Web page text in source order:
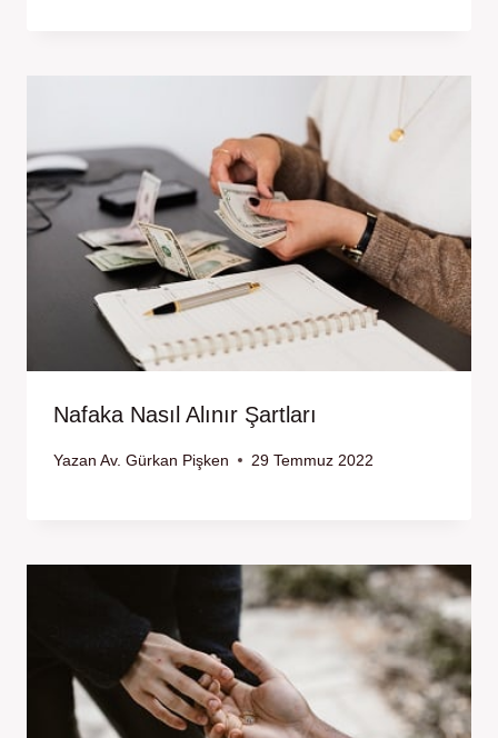
Nafaka Nasıl Alınır Şartları
Yazan Av. Gürkan Pişken 29 Temmuz 2022